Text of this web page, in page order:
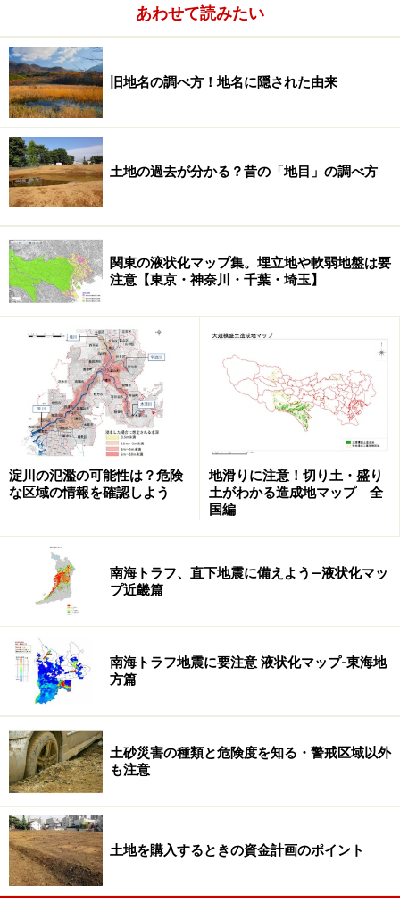
仮に地盤が軟弱であっても始めからそれに対処し、基礎
の大きさや配筋等の正しい対策をすれば問題はありませ
ん。つまり、地盤を軽く見ないできちんと点検・調査
し、それに応じた十分な対策を講じるということです。
※地盤調査についてもっと知りたい方はこちらをクリッ
関東地質調査協会
トップ＞地質コンサルタントセミナー
あわせて読みたい
旧地名の調べ方！地名に隠された由来
土地の過去が分かる？昔の「地目」の調べ方
関東の液状化マップ集。埋立地や軟弱地盤は要
注意【東京・神奈川・千葉・埼玉】
淀川の氾濫の可能性は？危険
な区域の情報を確認しよう
地滑りに注意！切り土・盛り
土がわかる造成地マップ 全
国編
南海トラフ、直下地震に備えよう―液状化マッ
プ近畿篇
南海トラフ地震に要注意 液状化マップ-東海地
方篇
土砂災害の種類と危険度を知る・警戒区域以外
も注意
土地を購入するときの資金計画のポイント